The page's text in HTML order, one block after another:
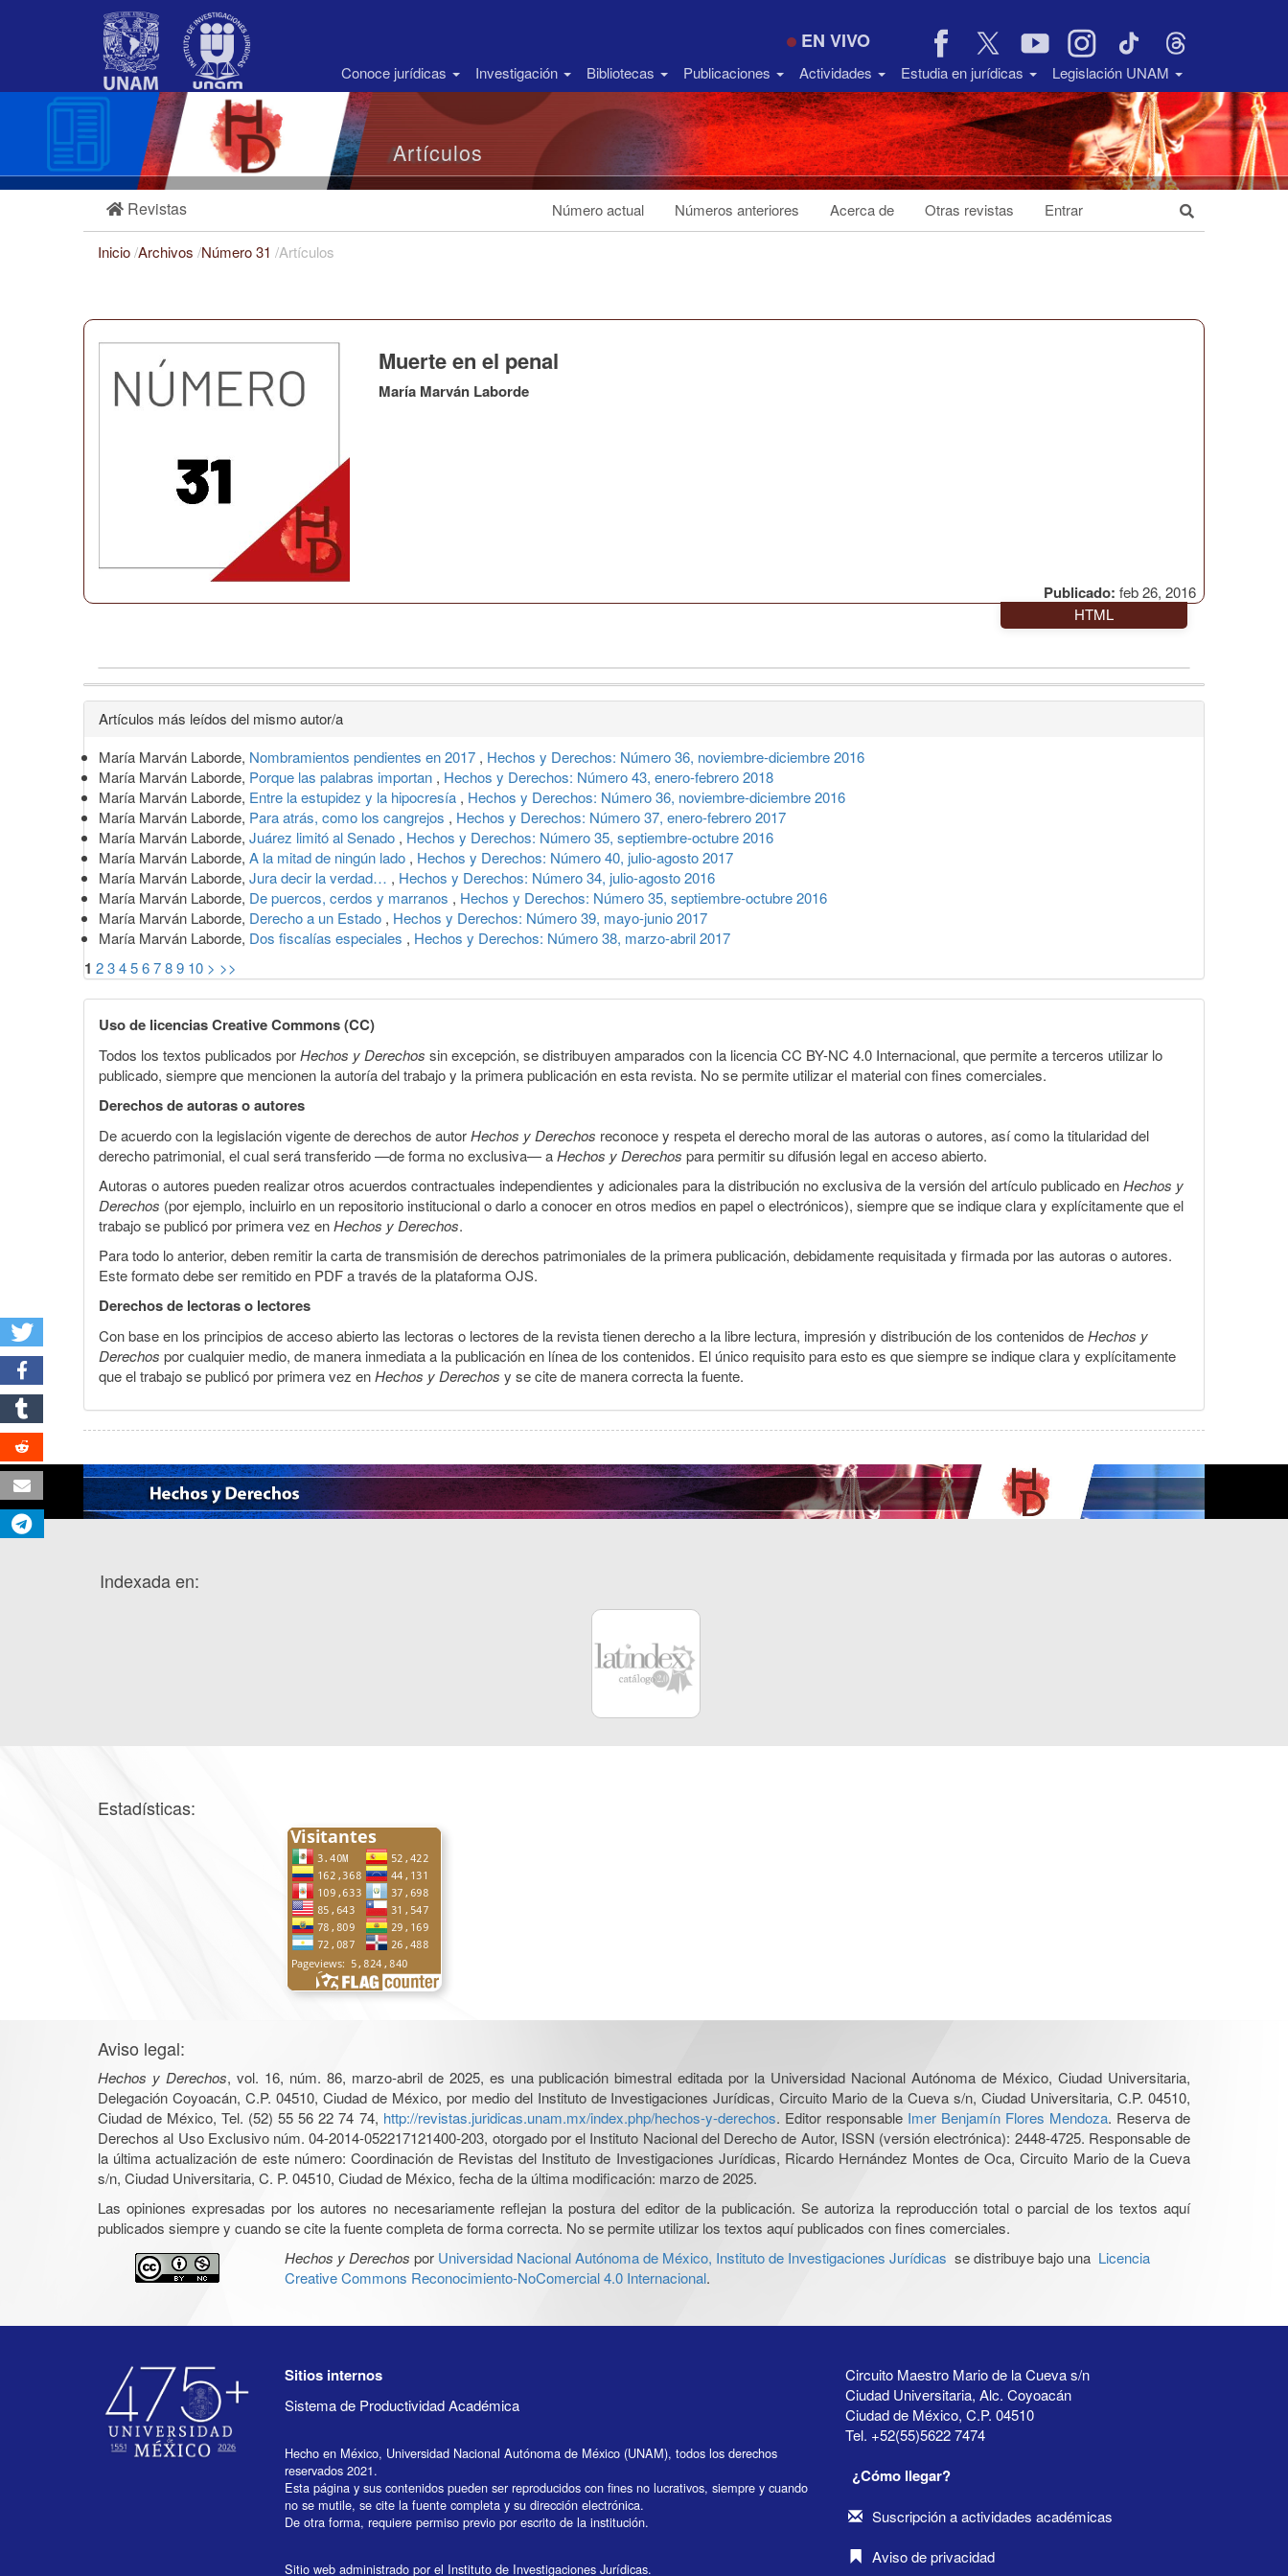
Barra
EN VIVO
Conoce jurídicas Investigación Bibliotecas Publicaciones Actividades Estudia en jurídicas Legislación UNAM
Artículos
Revistas Número actual Números anteriores Acerca de Otras revistas Entrar
Inicio/Archivos /Número 31 /Artículos
Publicado: feb 26, 2016
Muerte en el penal
María Marván Laborde
HTML
Detalles
del
artículo
Artículos más leídos del mismo autor/a
María Marván Laborde, Nombramientos pendientes en 2017 , Hechos y Derechos: Número 36, noviembre-diciembre 2016
María Marván Laborde, Porque las palabras importan , Hechos y Derechos: Número 43, enero-febrero 2018
María Marván Laborde, Entre la estupidez y la hipocresía , Hechos y Derechos: Número 36, noviembre-diciembre 2016
María Marván Laborde, Para atrás, como los cangrejos , Hechos y Derechos: Número 37, enero-febrero 2017
María Marván Laborde, Juárez limitó al Senado , Hechos y Derechos: Número 35, septiembre-octubre 2016
María Marván Laborde, A la mitad de ningún lado , Hechos y Derechos: Número 40, julio-agosto 2017
María Marván Laborde, Jura decir la verdad… , Hechos y Derechos: Número 34, julio-agosto 2016
María Marván Laborde, De puercos, cerdos y marranos , Hechos y Derechos: Número 35, septiembre-octubre 2016
María Marván Laborde, Derecho a un Estado , Hechos y Derechos: Número 39, mayo-junio 2017
María Marván Laborde, Dos fiscalías especiales , Hechos y Derechos: Número 38, marzo-abril 2017
1 23456789 10 > >>
Uso de licencias Creative Commons (CC)
Todos los textos publicados porHechos y Derechos sin excepción, se distribuyen amparados con la licencia CC BY-NC 4.0 Internacional, que permite a terceros utilizar lo
publicado, siempre que mencionen la autoría del trabajo y la primera publicación en esta revista. No se permite utilizar el material con fines comerciales.
Derechos de autoras o autores
De acuerdo con la legislación vigente de derechos de autorHechos y Derechos reconoce y respeta el derecho moral de las autoras o autores, así como la titularidad del
derecho patrimonial, el cual será transferido —de forma no exclusiva— aHechos y Derechos para permitir su difusión legal en acceso abierto.
Autoras o autores pueden realizar otros acuerdos contractuales independientes y adicionales para la distribución no exclusiva de la versión del artículo publicado enHechos y
Derechos (por ejemplo, incluirlo en un repositorio institucional o darlo a conocer en otros medios en papel o electrónicos), siempre que se indique clara y explícitamente que el
trabajo se publicó por primera vez enHechos y Derechos.
Para todo lo anterior, deben remitir la carta de transmisión de derechos patrimoniales de la primera publicación, debidamente requisitada y firmada por las autoras o autores.
Este formato debe ser remitido en PDF a través de la plataforma OJS.
Derechos de lectoras o lectores
Con base en los principios de acceso abierto las lectoras o lectores de la revista tienen derecho a la libre lectura, impresión y distribución de los contenidos deHechos y
Derechos por cualquier medio, de manera inmediata a la publicación en línea de los contenidos. El único requisito para esto es que siempre se indique clara y explícitamente
que el trabajo se publicó por primera vez enHechos y Derechos y se cite de manera correcta la fuente.
Indexada en:
Estadísticas:
Aviso legal:
Hechos y Derechos, vol. 16, núm. 86, marzo-abril de 2025, es una publicación bimestral editada por la Universidad Nacional Autónoma de México, Ciudad Universitaria,
Delegación Coyoacán, C.P. 04510, Ciudad de México, por medio del Instituto de Investigaciones Jurídicas, Circuito Mario de la Cueva s/n, Ciudad Universitaria, C.P. 04510,
Ciudad de México, Tel. (52) 55 56 22 74 74, http://revistas.juridicas.unam.mx/index.php/hechos-y-derechos. Editor responsable Imer Benjamín Flores Mendoza. Reserva de
Derechos al Uso Exclusivo núm. 04-2014-052217121400-203, otorgado por el Instituto Nacional del Derecho de Autor, ISSN (versión electrónica): 2448-4725. Responsable de
la última actualización de este número: Coordinación de Revistas del Instituto de Investigaciones Jurídicas, Ricardo Hernández Montes de Oca, Circuito Mario de la Cueva
s/n, Ciudad Universitaria, C. P. 04510, Ciudad de México, fecha de la última modificación: marzo de 2025.
Las opiniones expresadas por los autores no necesariamente reflejan la postura del editor de la publicación. Se autoriza la reproducción total o parcial de los textos aquí
publicados siempre y cuando se cite la fuente completa de forma correcta. No se permite utilizar los textos aquí publicados con fines comerciales.
Hechos y Derechos por Universidad Nacional Autónoma de México, Instituto de Investigaciones Jurídicas se distribuye bajo una Licencia
Creative Commons Reconocimiento-NoComercial 4.0 Internacional.
Sitios internos
Sistema de Productividad Académica
Hecho en México, Universidad Nacional Autónoma de México (UNAM), todos los derechos
reservados 2021.
Esta página y sus contenidos pueden ser reproducidos con fines no lucrativos, siempre y cuando
no se mutile, se cite la fuente completa y su dirección electrónica.
De otra forma, requiere permiso previo por escrito de la institución.
Sitio web administrado por el Instituto de Investigaciones Jurídicas.
Circuito Maestro Mario de la Cueva s/n
Ciudad Universitaria, Alc. Coyoacán
Ciudad de México, C.P. 04510
Tel. +52(55)5622 7474
¿Cómo llegar?
Suscripción a actividades académicas
Aviso de privacidad